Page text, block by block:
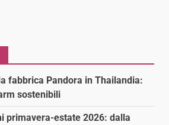
fabbrica Pandora in Thailandia:
sostenibili
primavera-estate 2026: dalla